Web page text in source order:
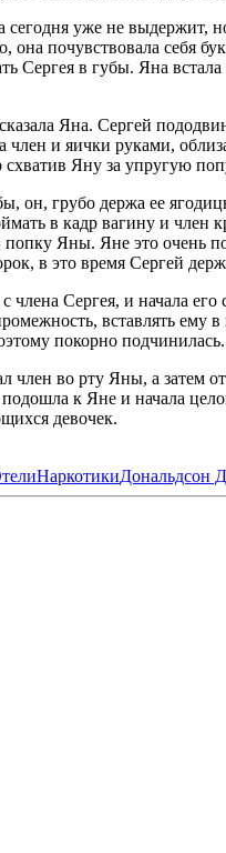
уже не выдержит,
она почувствовала себя
Сергея в губы. Яна
Яна. Сергей
и яички руками,
схватив Яну за упругую
он, грубо держа ее
в кадр вагину и
Яны. Яне это очень
в это время Сергей
члена Сергея, и начала
вставлять
покорно подчинилась.
член во рту Яны, а затем
к Яне и начала
девочек.
НаркотикиДональдсон